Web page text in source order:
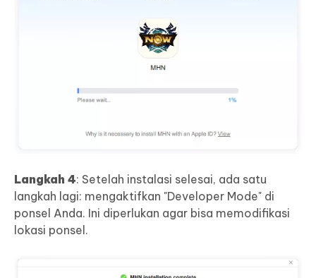
Langkah 4: Setelah instalasi selesai, ada satu
langkah lagi: mengaktifkan "Developer Mode" di
ponsel Anda. Ini diperlukan agar bisa memodifikasi
lokasi ponsel.